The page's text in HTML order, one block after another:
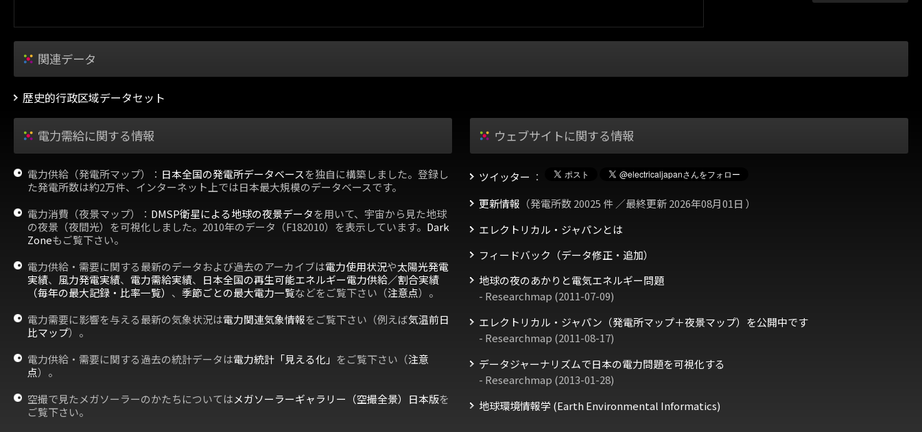
関連データ
歴史的行政区域データセット
電力需給に関する情報
電力供給（発電所マップ）： 日本全国の発電所データベースを独自に構築しました。登録し
た発電所数は約2万件、インターネット上では日本最大規模のデータベースです。
電力消費（夜景マップ）： DMSP衛星による地球の夜景データを用いて、宇宙から見た地球
の夜景（夜間光）を可視化しました。2010年のデータ（F182010）を表示しています。 Dark
Zoneもご覧下さい。
電力供給・需要に関する最新のデータおよび過去のアーカイブは電力使用状況や太陽光発電
実績、 風力発電実績、 電力需給実績、 日本全国の再生可能エネルギー電力供給／割合実績
（毎年の最大記録・比率一覧） 、 季節ごとの最大電力一覧などをご覧下さい（注意点）。
電力需要に影響を与える最新の気象状況は電力関連気象情報をご覧下さい（例えば気温前日
比マップ）。
電力供給・需要に関する過去の統計データは電力統計「見える化」 をご覧下さい（注意
点）。
空撮で見たメガソーラーのかたちについてはメガソーラーギャラリー（空撮全景）日本版を
ご覧下さい。
ウェブサイトに関する情報
ツイッター ：
更新情報 （発電所数 20025 件 ／最終更新 2026年08月01日 ）
エレクトリカル・ジャパンとは
フィードバック（データ修正・追加）
地球の夜のあかりと電気エネルギー問題
- Researchmap (2011-07-09)
エレクトリカル・ジャパン（発電所マップ＋夜景マップ）を公開中です
- Researchmap (2011-08-17)
データジャーナリズムで日本の電力問題を可視化する
- Researchmap (2013-01-28)
地球環境情報学 (Earth Environmental Informatics)